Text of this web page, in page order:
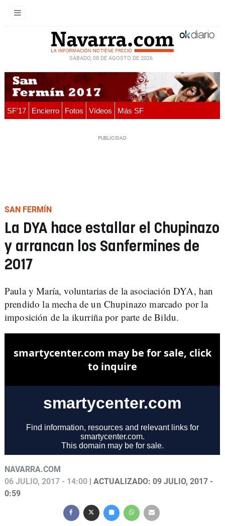
SÁBADO, 08 DE AGOSTO DE 2026
SF'17 Encierro Fotos Vídeos Más SF
SAN FERMÍN
La DYA hace estallar el Chupinazo
y arrancan los Sanfermines de
2017
Paula y María, voluntarias de la asociación DYA, han
prendido la mecha de un Chupinazo marcado por la
imposición de la ikurriña por parte de Bildu.
NAVARRA.COM
06 JULIO, 2017 - 14:00 | ACTUALIZADO: 09 JULIO, 2017 -
0:59